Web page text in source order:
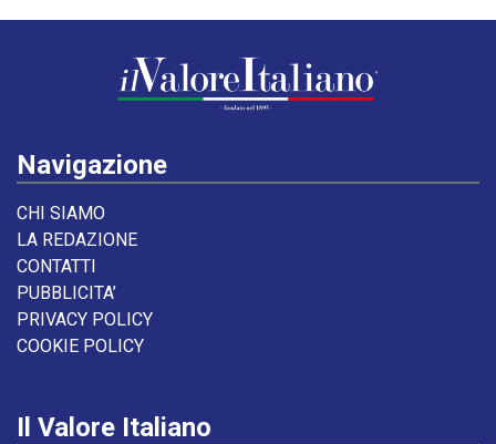
Navigazione
CHI SIAMO
LA REDAZIONE
CONTATTI
PUBBLICITA’
PRIVACY POLICY
COOKIE POLICY
Il Valore Italiano